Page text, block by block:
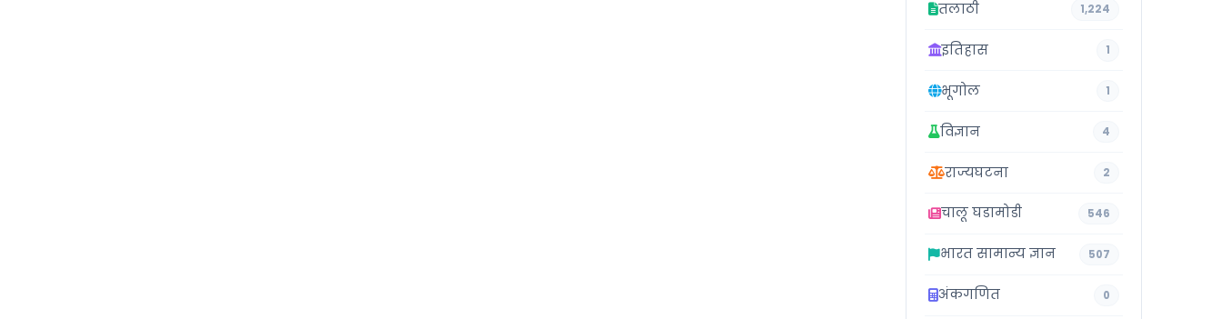
तलाठी 1,224
इतिहास 1
भूगोल 1
विज्ञान 4
राज्यघटना 2
चालू घडामोडी 546
भारत सामान्य ज्ञान 507
अंकगणित 0